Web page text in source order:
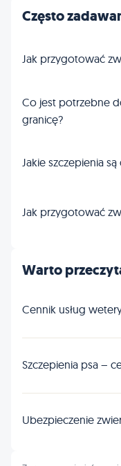
Często
Jak przygotować
Co jest potrzebne
granicę?
Jakie szczepienia
Jak przygotować
Warto
Cennik usług
Szczepienia psa –
Ubezpieczenie